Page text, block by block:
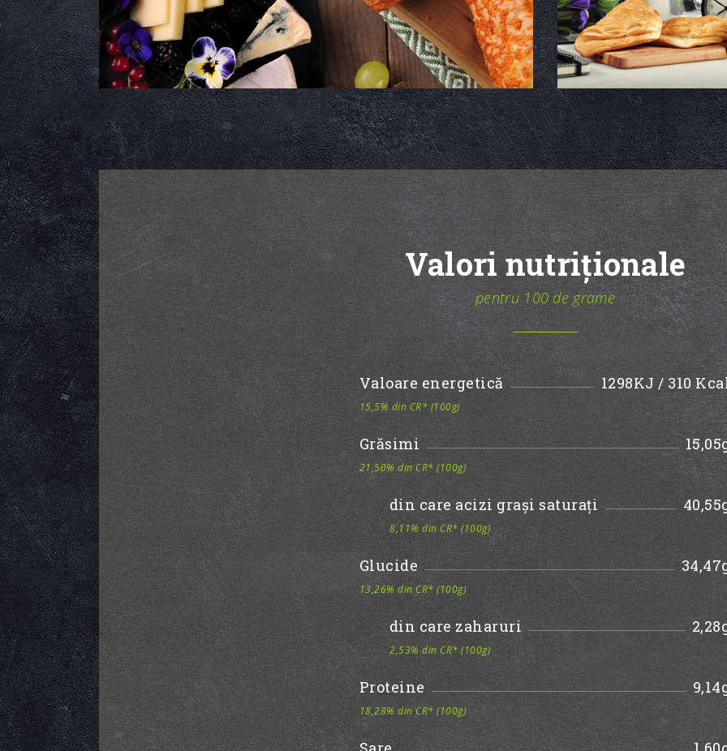
Valori nutriționale
pentru 100 de grame
Valoare energetică 1298KJ / 310
15,5% din CR* (100g)
Grăsimi
21,50% din CR* (100g)
din care acizi grași saturați
8,11% din CR* (100g)
Glucide
13,26% din CR* (100g)
din care zaharuri
2,53% din CR* (100g)
Proteine
18,28% din CR* (100g)